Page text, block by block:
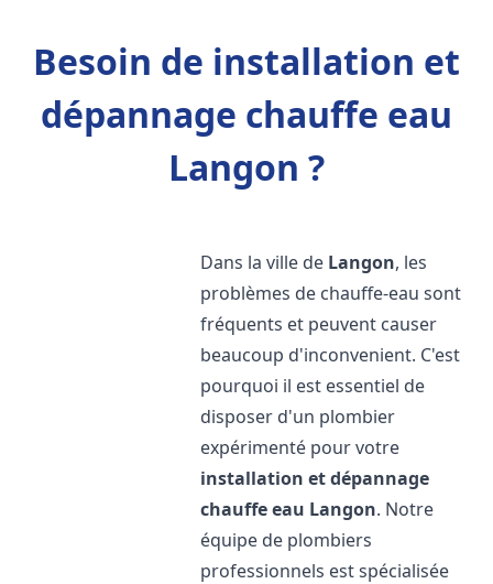
Besoin de installation et
dépannage chauffe eau
Langon ?
Dans la ville de Langon, les
problèmes de chauffe-eau sont
fréquents et peuvent causer
beaucoup d'inconvenient. C'est
pourquoi il est essentiel de
disposer d'un plombier
expérimenté pour votre
installation et dépannage
chauffe eau Langon. Notre
équipe de plombiers
professionnels est spécialisée